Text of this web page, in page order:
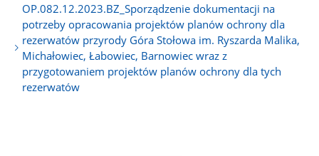
OP.082.12.2023.BZ_Sporządzenie dokumentacji na
potrzeby opracowania projektów planów ochrony dla
rezerwatów przyrody Góra Stołowa im. Ryszarda Malika,
Michałowiec, Łabowiec, Barnowiec wraz z
przygotowaniem projektów planów ochrony dla tych
rezerwatów